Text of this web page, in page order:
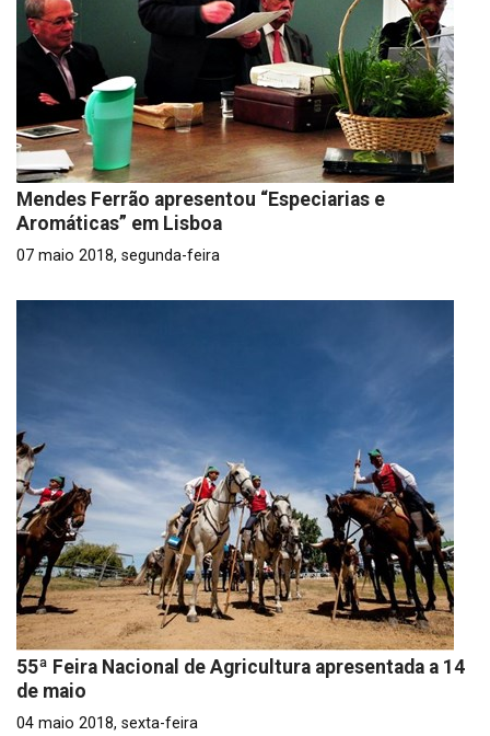
Mendes Ferrão apresentou “Especiarias e
Aromáticas” em Lisboa
07 maio 2018, segunda-feira
55ª Feira Nacional de Agricultura apresentada a 14
de maio
04 maio 2018, sexta-feira